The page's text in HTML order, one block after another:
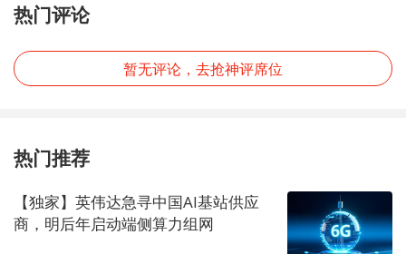
热门评论
暂无评论，去抢神评席位
热门推荐
【独家】英伟达急寻中国AI基站供应
商，明后年启动端侧算力组网